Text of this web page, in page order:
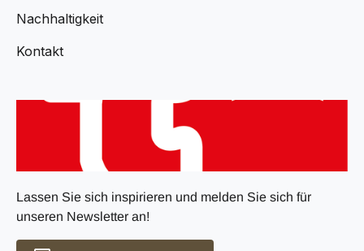
Nachhaltigkeit
Kontakt
Lassen Sie sich inspirieren und melden Sie sich für
unseren Newsletter an!